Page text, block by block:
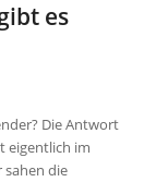
es
Die Antwort
eigentlich im
die